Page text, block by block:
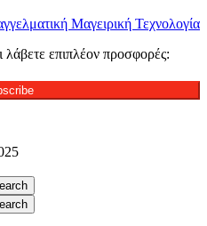
Μαγειρική Τεχνολογία
λάβετε επιπλέον προσφορές: